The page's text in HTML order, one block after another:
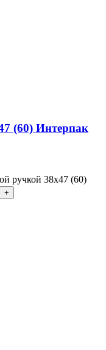
(60) Интерпак
ручкой 38х47 (60)